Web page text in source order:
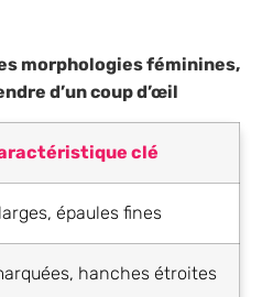
morphologies féminines,
d’un coup d’œil
clé
épaules fines
hanches étroites